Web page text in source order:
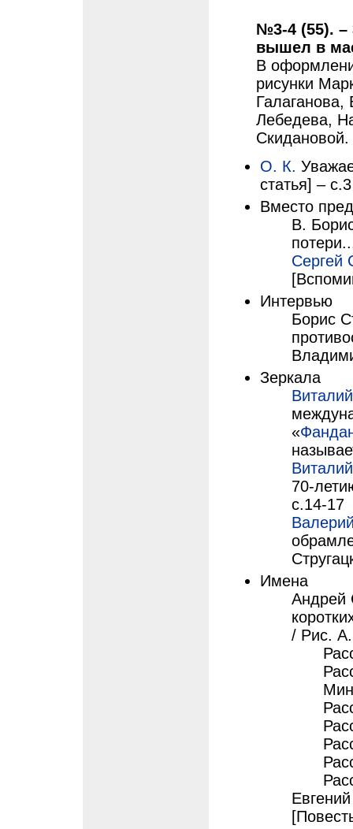
№3-4 (55). –
вышел в
В
рисунки
Лебедева,
Скидановой.
О. К.
статья] – с.3
Вместо
В.
Сергей
Интервью
Борис
Зеркала
«
70-
с.14-17
Имена
Андрей
/ Рис. А.